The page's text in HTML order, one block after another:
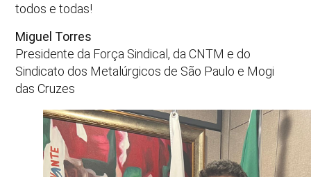
todos e todas!
Miguel Torres
Presidente da Força Sindical, da CNTM e do
Sindicato dos Metalúrgicos de São Paulo e Mogi
das Cruzes